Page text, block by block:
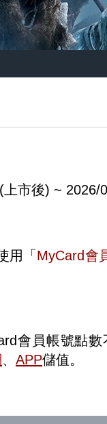
上市後) ~ 2026/
用「 MyCard會
會員帳號點
、 APP儲值。